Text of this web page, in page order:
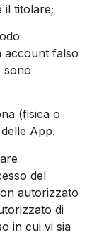
il titolare;
account falso
sono
(fisica o
App.
del
autorizzato
di
in cui vi sia